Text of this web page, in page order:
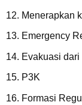
Menerapkan
Emergency
Evakuasi
P3K
Formasi Regu